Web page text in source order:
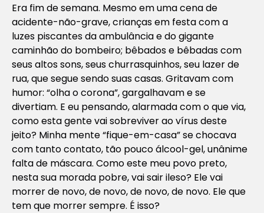
Era fim de semana. Mesmo em uma cena de
acidente-não-grave, crianças em festa com a
luzes piscantes da ambulância e do gigante
caminhão do bombeiro; bêbados e bêbadas com
seus altos sons, seus churrasquinhos, seu lazer de
rua, que segue sendo suas casas. Gritavam com
humor: “olha o corona”, gargalhavam e se
divertiam. E eu pensando, alarmada com o que via,
como esta gente vai sobreviver ao vírus deste
jeito? Minha mente “fique-em-casa” se chocava
com tanto contato, tão pouco álcool-gel, unânime
falta de máscara. Como este meu povo preto,
nesta sua morada pobre, vai sair ileso? Ele vai
morrer de novo, de novo, de novo, de novo. Ele que
tem que morrer sempre. É isso?